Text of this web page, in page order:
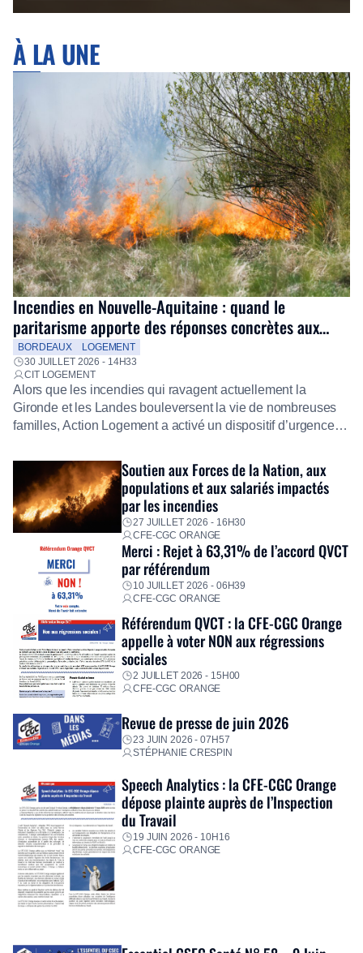
confiance limitée dans l’avenir En cédant 2,5%
Bpifrance prend acte que le cours de bourse
d’Orange a atteint un palier […]
À LA UNE
Incendies en Nouvelle-Aquitaine : quand le
paritarisme apporte des réponses concrètes aux
salariés
BORDEAUX
LOGEMENT
30 JUILLET 2026 - 14H33
CIT LOGEMENT
Alors que les incendies qui ravagent actuellement la
Gironde et les Landes bouleversent la vie de nombreuses
familles, Action Logement a activé un dispositif d’urgence
Fidèle à sa mission d’utilité sociale, le Groupe mobilise
immédiatement ses équipes afin de proposer un diagnostic
personnalisé, des aides financières pour faire face aux
premières dépenses, […]
Soutien aux Forces de la Nation, aux
populations et aux salariés impactés
par les incendies
27 JUILLET 2026 - 16H30
CFE-CGC ORANGE
Merci : Rejet à 63,31% de l’accord QVCT
par référendum
10 JUILLET 2026 - 06H39
CFE-CGC ORANGE
Référendum QVCT : la CFE-CGC Orange
appelle à voter NON aux régressions
sociales
2 JUILLET 2026 - 15H00
CFE-CGC ORANGE
Revue de presse de juin 2026
23 JUIN 2026 - 07H57
STÉPHANIE CRESPIN
Speech Analytics : la CFE-CGC Orange
dépose plainte auprès de l’Inspection
du Travail
19 JUIN 2026 - 10H16
CFE-CGC ORANGE